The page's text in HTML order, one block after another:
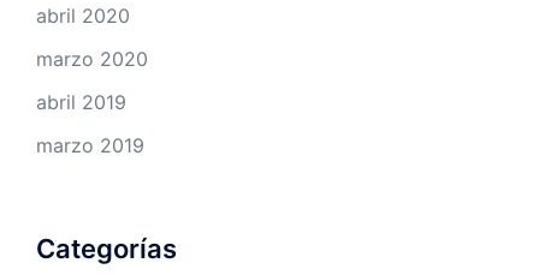
abril 2020
marzo 2020
abril 2019
marzo 2019
Categorías